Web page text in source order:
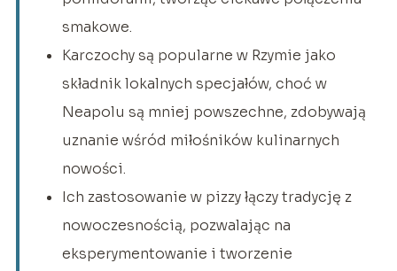
smakowe.
Karczochy są popularne w Rzymie jako
składnik lokalnych specjałów, choć w
Neapolu są mniej powszechne, zdobywają
uznanie wśród miłośników kulinarnych
nowości.
Ich zastosowanie w pizzy łączy tradycję z
nowoczesnością, pozwalając na
eksperymentowanie i tworzenie